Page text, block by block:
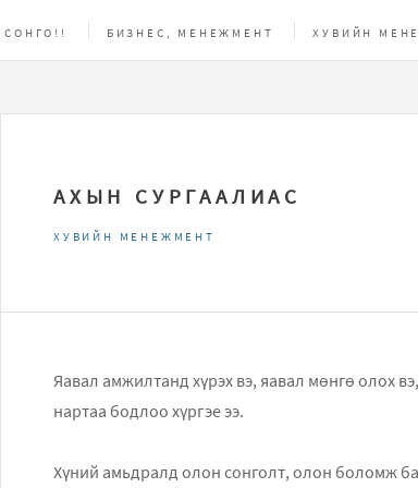
СОНГО!! БИЗНЕС, МЕНЕЖМЕНТ ХУВИЙН
АХЫН СУРГААЛИАС
ХУВИЙН МЕНЕЖМЕНТ
Яавал амжилтанд хүрэх вэ, яавал мѳнгѳ олох
нартаа бодлоо хүргэе ээ.
Хүний амьдралд олон сонголт, олон боломж